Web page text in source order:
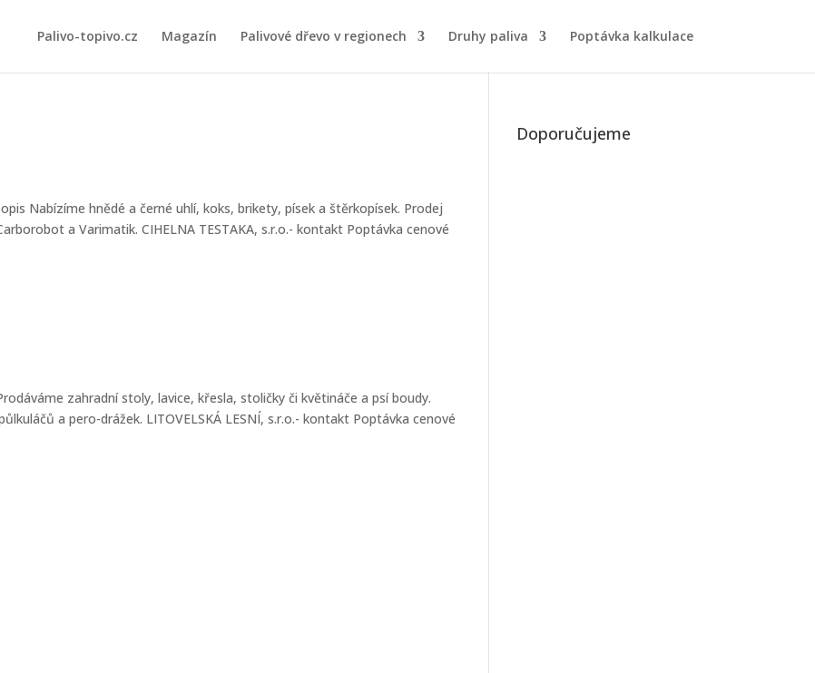
Palivo-topivo.cz Magazín Palivové dřevo v regionech Druhy paliva Poptávka kalkulace
Nabízíme hnědé a černé uhlí, koks, brikety, písek a štěrkopísek. Prodej
a Varimatik. CIHELNA TESTAKA, s.r.o.- kontakt Poptávka cenové
zahradní stoly, lavice, křesla, stoličky či květináče a psí boudy.
a pero-drážek. LITOVELSKÁ LESNÍ, s.r.o.- kontakt Poptávka cenové
Doporučujeme